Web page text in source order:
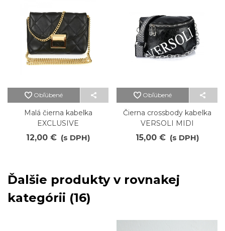
Obľúbené
Malá čierna kabelka
EXCLUSIVE
12,00 € (s DPH)
Obľúbené
Čierna crossbody kabelka
VERSOLI MIDI
15,00 € (s DPH)
Ďalšie produkty v rovnakej
kategórii (16)